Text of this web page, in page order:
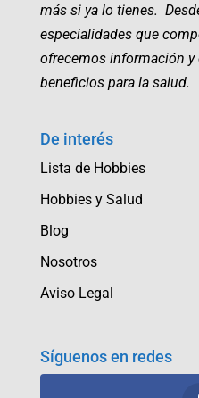
más si ya lo tienes.
especialidades que
ofrecemos información
beneficios para la salud.
De interés
Lista de Hobbies
Hobbies y Salud
Blog
Nosotros
Aviso Legal
Síguenos en redes